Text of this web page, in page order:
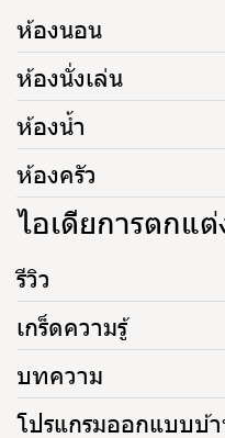
ห้องนอน
ห้องนั่งเล่น
ห้องน้ำ
ห้องครัว
ไอเดียการตกแ
รีวิว
เกร็ดความรู้
บทความ
โปรแกรมออกแบบบ้